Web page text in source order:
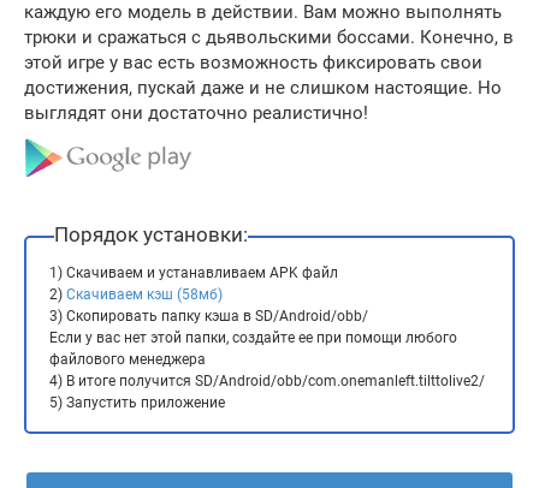
каждую его модель в действии. Вам можно выполнять
трюки и сражаться с дьявольскими боссами. Конечно, в
этой игре у вас есть возможность фиксировать свои
достижения, пускай даже и не слишком настоящие. Но
выглядят они достаточно реалистично!
Порядок установки:
1) Скачиваем и устанавливаем APK файл
2) Скачиваем кэш (58мб)
3) Скопировать папку кэша в SD/Android/obb/
Если у вас нет этой папки, создайте ее при помощи любого
файлового менеджера
4) В итоге получится SD/Android/obb/com.onemanleft.tilttolive2/
5) Запустить приложение